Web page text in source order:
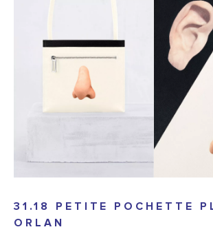
31.18 PETITE POCHETTE
ORLAN